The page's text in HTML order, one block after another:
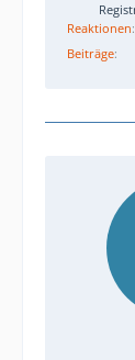
Reaktionen
Beiträge